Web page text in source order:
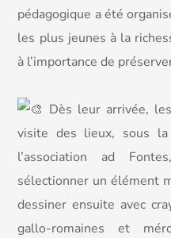
pédagogique a été
les plus jeunes à la
à l’importance de
Dès leur arrivée,
visite des lieux, sous
l’association ad
sélectionner un élément
dessiner ensuite avec
gallo-romaines et